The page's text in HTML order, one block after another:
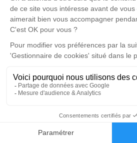
Faire-part
Cérémonie religieuse
vendredi 25 octobre 2024
Église de Melay
Déroulé des obsèques